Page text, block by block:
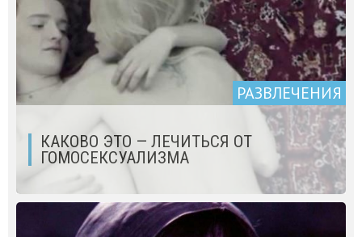
РАЗВЛЕЧЕНИЯ
КАКОВО ЭТО — ЛЕЧИТЬСЯ ОТ
ГОМОСЕКСУАЛИЗМА